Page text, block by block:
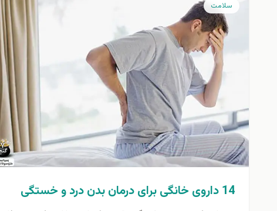
سلامت
14 داروی خانگی برای درمان بدن درد و خستگی